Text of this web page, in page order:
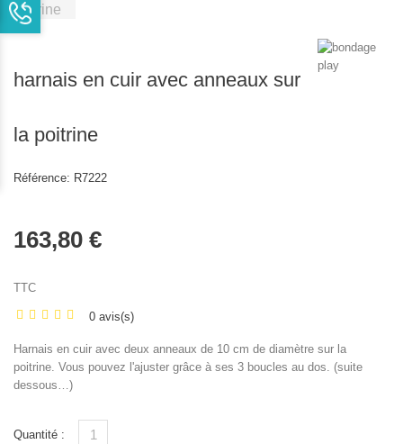
harnais en cuir avec anneaux sur
la poitrine
Référence: R7222
163,80 €
TTC
0 avis(s)
Harnais en cuir avec deux anneaux de 10 cm de diamètre sur la
poitrine. Vous pouvez l'ajuster grâce à ses 3 boucles au dos. (suite
dessous…)
Quantité :